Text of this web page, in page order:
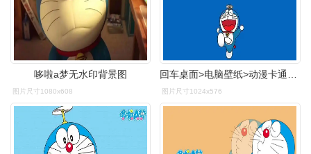
哆啦a梦无水印背景图
图片尺寸1080x608 图片尺寸1024x576